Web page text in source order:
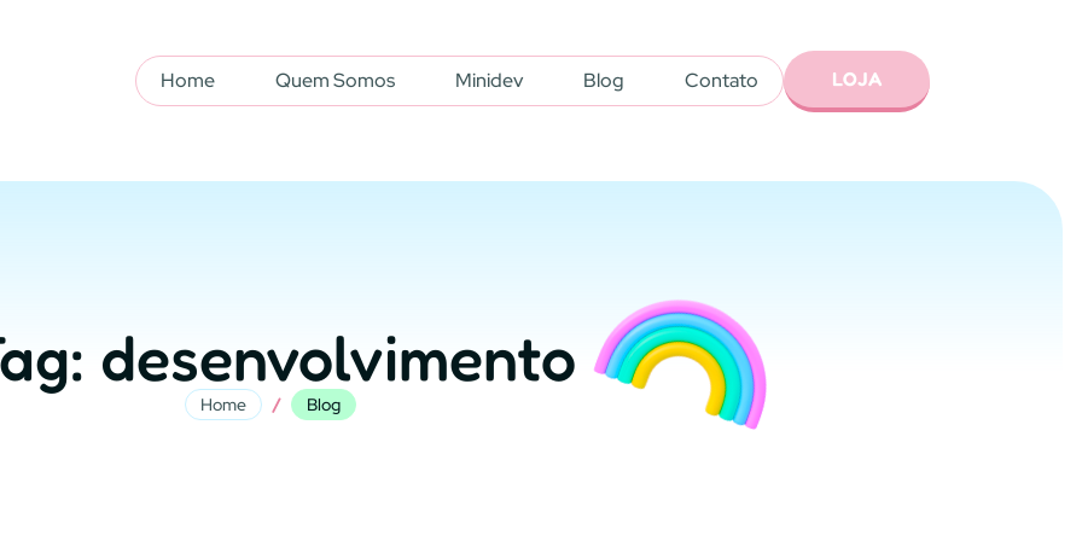
Home Quem Somos Minidev Blog Contato LOJA
desenvolvimento
Home / Blog